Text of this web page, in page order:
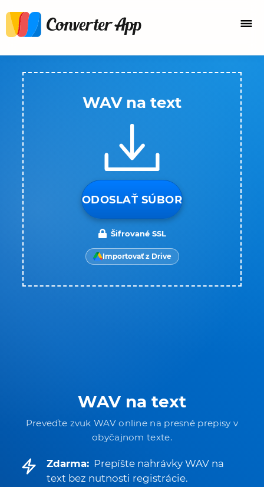
WAV na text
Preveďte zvuk WAV online na presné prepisy v
obyčajnom texte.
Zdarma: Prepíšte nahrávky WAV na
text bez nutnosti registrácie.
WAV na text
ODOSLAŤ SÚBOR
Šifrované SSL
Importovať z Drive